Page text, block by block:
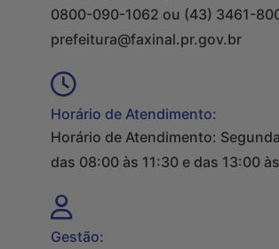
0800-090-1062 ou (43) 3461-
prefeitura@faxinal.pr.gov.br
Horário de Atendimento:
Horário de Atendimento:
das 08:00 às 11:30 e das 13:00
Gestão: